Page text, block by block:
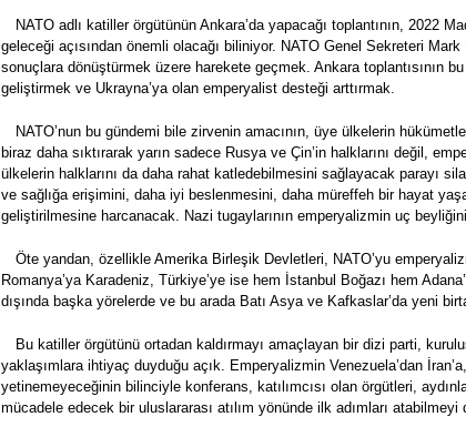
NATO adlı katiller örgütünün Ankara’da yapacağı toplantının, 2022
geleceği açısından önemli olacağı biliniyor. NATO Genel Sekreteri
sonuçlara dönüştürmek üzere harekete geçmek. Ankara toplantısının
geliştirmek ve Ukrayna’ya olan emperyalist desteği arttırmak.
NATO’nun bu gündemi bile zirvenin amacının, üye ülkelerin
biraz daha sıktırarak yarın sadece Rusya ve Çin’in halklarını değil,
ülkelerin halklarını da daha rahat katledebilmesini sağlayacak parayı
ve sağlığa erişimini, daha iyi beslenmesini, daha müreffeh bir hayat
geliştirilmesine harcanacak. Nazi tugaylarının emperyalizmin uç
Öte yandan, özellikle Amerika Birleşik Devletleri, NATO’yu
Romanya’ya Karadeniz, Türkiye’ye ise hem İstanbul Boğazı hem
dışında başka yörelerde ve bu arada Batı Asya ve Kafkaslar’da yeni
Bu katiller örgütünü ortadan kaldırmayı amaçlayan bir dizi parti,
yaklaşımlara ihtiyaç duyduğu açık. Emperyalizmin Venezuela’dan
yetinemeyeceğinin bilinciyle konferans, katılımcısı olan örgütleri,
mücadele edecek bir uluslararası atılım yönünde ilk adımları atabilmeyi